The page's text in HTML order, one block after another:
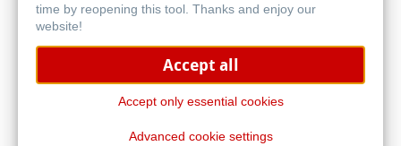
time by reopening this tool. Thanks and enjoy our
website!
Accept all
Accept only essential cookies
Advanced cookie settings